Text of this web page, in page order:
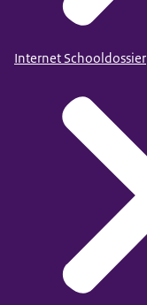
Internet Schooldossier